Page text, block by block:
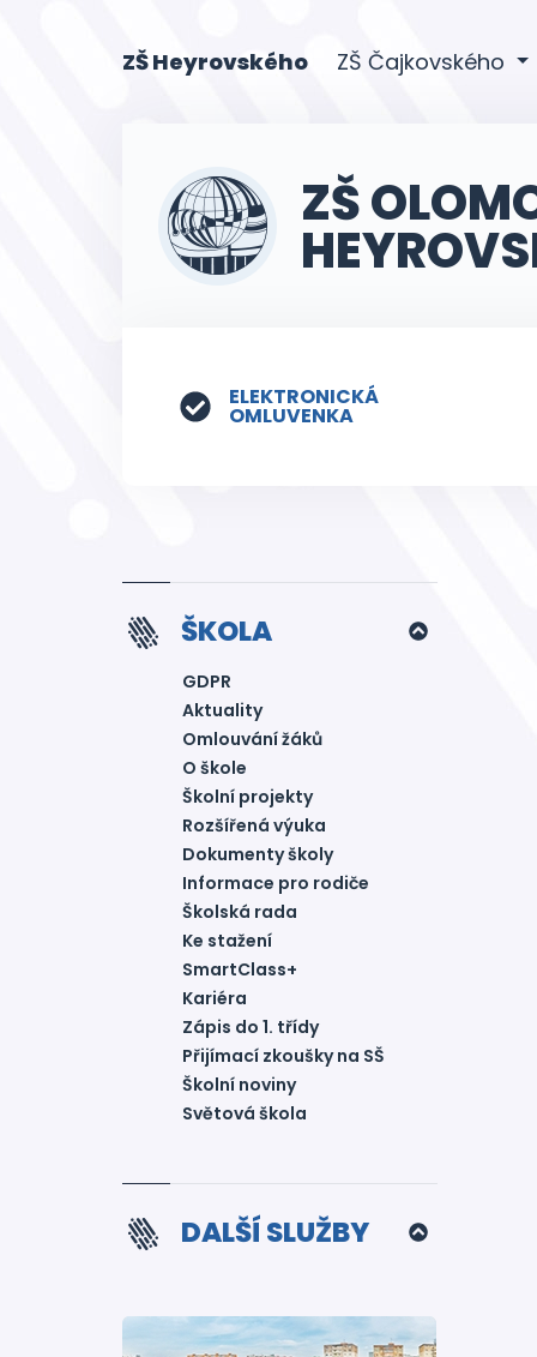
ZŠ Heyrovského(current)
ZŠ Čajkovského
ZŠ
ELEKTRONICKÁ
OMLUVENKA
ŠKOLA
GDPR
Aktuality
Omlouvání žáků
O škole
Školní projekty
Rozšířená výuka
Dokumenty školy
Informace pro rodiče
Školská rada
Ke stažení
SmartClass+
Kariéra
Zápis do 1. třídy
Přijímací zkoušky na SŠ
Školní noviny
Světová škola
DALŠÍ SLUŽBY